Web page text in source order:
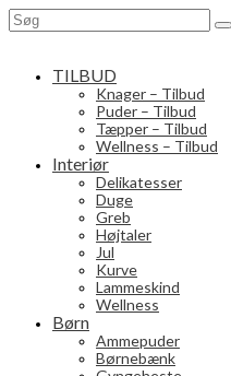
Search
for:
TILBUD
Knager – Tilbud
Puder – Tilbud
Tæpper – Tilbud
Wellness – Tilbud
Interiør
Delikatesser
Duge
Greb
Højtaler
Jul
Kurve
Lammeskind
Wellness
Børn
Ammepuder
Børnebænk